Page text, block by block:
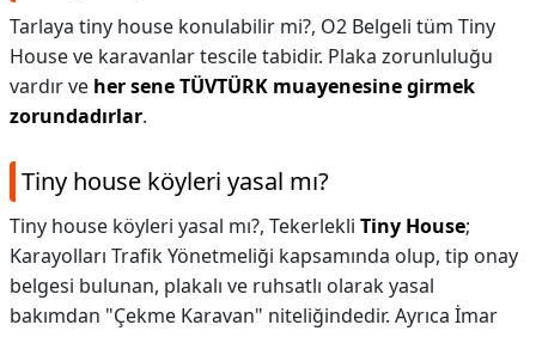
Tarlaya tiny house konulabilir mi?, O2 Belgeli tüm Tiny
House ve karavanlar tescile tabidir. Plaka zorunluluğu
vardır ve her sene TÜVTÜRK muayenesine girmek
zorundadırlar.
Tiny house köyleri yasal mı?
Tiny house köyleri yasal mı?, Tekerlekli Tiny House;
Karayolları Trafik Yönetmeliği kapsamında olup, tip onay
belgesi bulunan, plakalı ve ruhsatlı olarak yasal
bakımdan "Çekme Karavan" niteliğindedir. Ayrıca İmar